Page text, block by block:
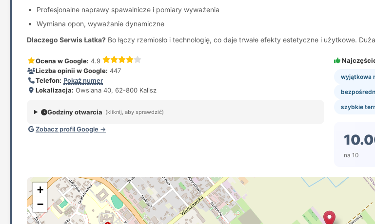
Profesjonalne naprawy spawalnicze i pomiary wyważenia
Wymiana opon, wyważanie dynamiczne
Dlaczego Serwis Łatka? Bo łączy rzemiosło i technologię, co daje trwałe efekty estetyczne i użytkowe.
Ocena w Google: 4.9
Liczba opinii w Google: 447
Telefon: Pokaż numer
Lokalizacja: Owsiana 40, 62-800 Kalisz
Godziny otwarcia (kliknij, aby sprawdzić)
Zobacz profil Google →
wyjątkowa
szybkie
na 10
+
−